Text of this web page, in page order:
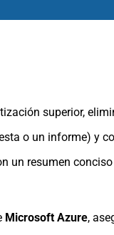
superior,
o un informe) y
un resumen
Microsoft Azure,